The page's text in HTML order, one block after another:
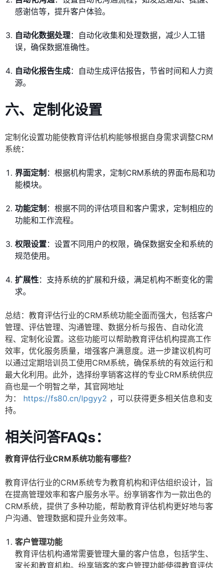
感谢信等，提升客户体验。
自动化数据处理：自动化收集和处理数据，减少人工错
误，确保数据准确性。
自动化报告生成：自动生成评估报告，节省时间和人力资
源。
六、定制化设置
定制化设置功能使教育评估机构能够根据自身需求调整CRM
系统：
界面定制 ：根据机构需求，定制CRM系统的界面布局和功
能模块。
功能定制 ：根据不同的评估项目和客户需求，定制相应的
功能和工作流程。
权限设置：设置不同用户的权限，确保数据安全和系统的
规范使用。
扩展性：支持系统的扩展和升级，满足机构不断变化的需
求。
总结：教育评估行业的CRM系统功能全面而强大，包括客户
管理、评估管理、沟通管理、数据分析与报告、自动化流
程、定制化设置。这些功能可以帮助教育评估机构提高工作
效率，优化服务质量，增强客户满意度。进一步建议机构可
以通过定期培训员工使用CRM系统，确保系统的有效运行和
最大化利用。此外，选择纷享销客这样的专业CRM系统供应
商也是一个明智之举，其官网地址
为：
https://fs80.cn/lpgyy2 ，可以获得更多相关信息和支
持。
相关问答FAQs：
教育评估行业CRM系统功能有哪些？
教育评估行业的CRM系统专为教育机构和评估组织设计，旨
在提高管理效率和客户服务水平。纷享销客作为一款出色的
CRM系统，提供了多种功能，帮助教育评估机构更好地与客
户沟通、管理数据和提升业务效率。
客户管理功能
教育评估机构通常需要管理大量的客户信息，包括学生、
家长和教育机构。纷享销客的客户管理功能使得教育评估